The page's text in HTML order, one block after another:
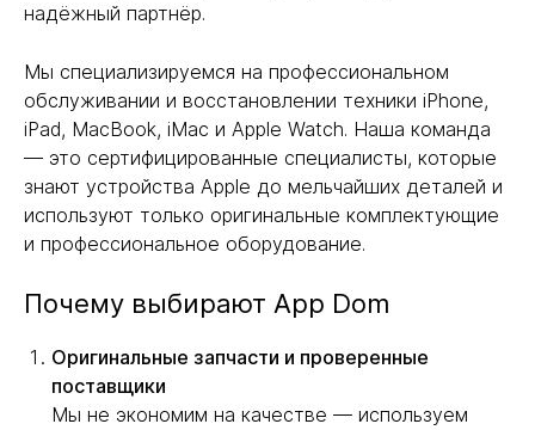
надёжный партнёр.
Мы специализируемся на профессиональном
обслуживании и восстановлении техники iPhone,
iPad, MacBook, iMac и Apple Watch. Наша команда
— это сертифицированные специалисты, которые
знают устройства Apple до мельчайших деталей и
используют только оригинальные комплектующие
и профессиональное оборудование.
Почему выбирают App Dom
Оригинальные запчасти и проверенные
поставщики
Мы не экономим на качестве — используем